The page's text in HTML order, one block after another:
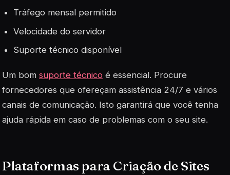
Tráfego mensal permitido
Velocidade do servidor
Suporte técnico disponível
Um bom suporte técnico é essencial. Procure
fornecedores que ofereçam assistência 24/7 e vários
canais de comunicação. Isto garantirá que você tenha
ajuda rápida em caso de problemas com o seu site.
Plataformas para Criação de Sites